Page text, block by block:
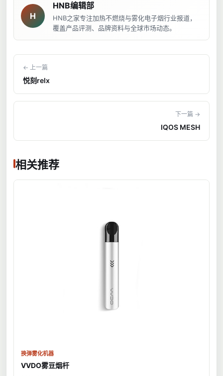
H
HNB编辑部
HNB之家专注加热不燃烧与雾化电子烟行业报道，
覆盖产品评测、品牌资料与全球市场动态。
← 上一篇
悦刻relx
下一篇 →
IQOS MESH
相关推荐
换弹雾化机器
VVDO雾豆烟杆